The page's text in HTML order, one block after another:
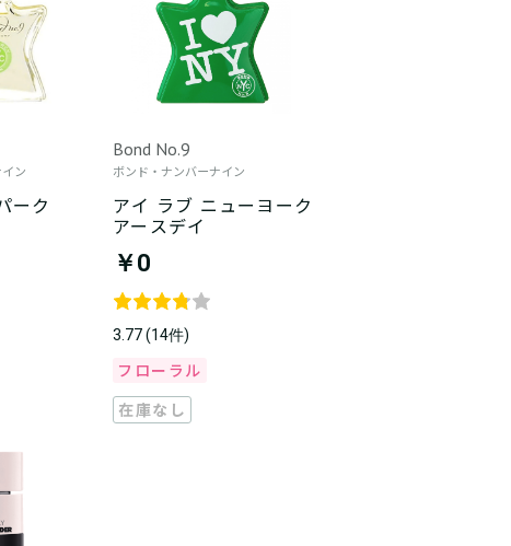
ン
ーク
Bond No.9
ボンド・ナンバーナイン
アイ ラブ ニューヨーク
アースデイ
￥0
3.77 (14件)
フローラル
在庫なし